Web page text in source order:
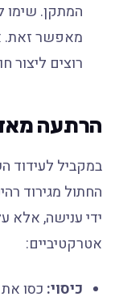
המתקן. שימו
מאפשר זאת.
רוצים ליצור
הרתעה
במקביל לעידוד
החתול מגירוד
ידי ענישה, אלא
אטרקטיביים:
כיסוי:כסו את